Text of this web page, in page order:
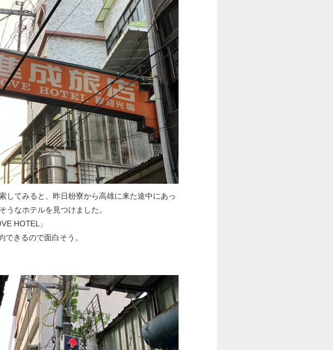
してみると、昨日枌寮から高雄に来た途中にあっ
うなホテルを見つけました。
HOTEL」
できるので面白そう。